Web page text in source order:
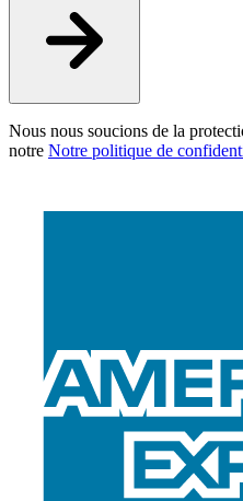
Nous nous soucions de la
notre Notre politique de